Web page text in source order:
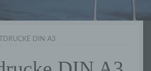
öffnen
DIN A3